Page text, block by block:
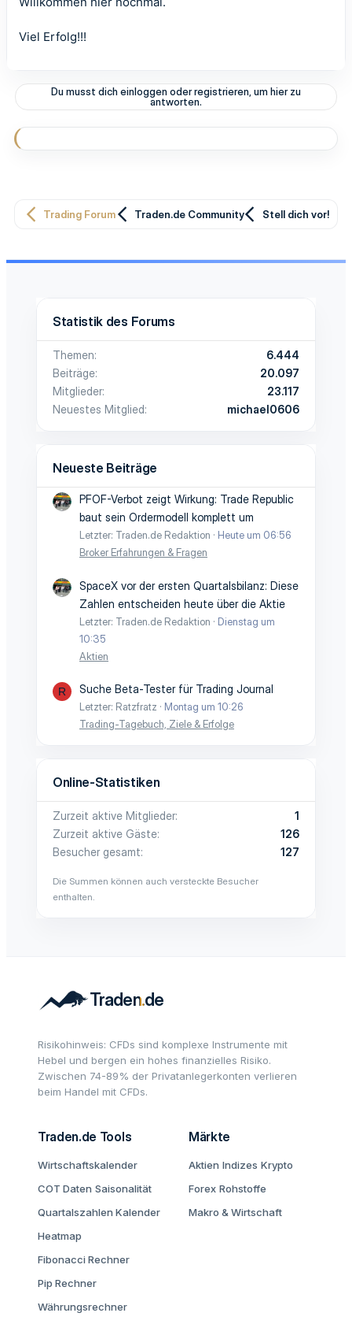
Viel Erfolg!!!
Du musst dich einloggen oder registrieren, um hier zu
antworten.
Trading Forum Traden.de Community Stell dich vor!
Statistik des Forums
Themen
6.444
Beiträge
20.097
Mitglieder
23.117
Neuestes Mitglied
michael0606
Neueste Beiträge
PFOF-Verbot zeigt Wirkung: Trade Republic
baut sein Ordermodell komplett um
Letzter: Traden.de Redaktion
Heute um 06:56
Broker Erfahrungen & Fragen
SpaceX vor der ersten Quartalsbilanz: Diese
Zahlen entscheiden heute über die Aktie
Letzter: Traden.de Redaktion
Dienstag um
10:35
Aktien
R Suche Beta-Tester für Trading Journal
Letzter: Ratzfratz
Montag um 10:26
Trading-Tagebuch, Ziele & Erfolge
Online-Statistiken
Zurzeit aktive Mitglieder
1
Zurzeit aktive Gäste
126
Besucher gesamt
127
Die Summen können auch versteckte Besucher
enthalten.
Risikohinweis: CFDs sind komplexe Instrumente mit
Hebel und bergen ein hohes finanzielles Risiko.
Zwischen 74-89% der Privatanlegerkonten verlieren
beim Handel mit CFDs.
Traden.de Tools
Wirtschaftskalender
COT Daten Saisonalität
Quartalszahlen Kalender
Heatmap
Fibonacci Rechner
Pip Rechner
Währungsrechner
Märkte
Aktien Indizes Krypto
Forex Rohstoffe
Makro & Wirtschaft